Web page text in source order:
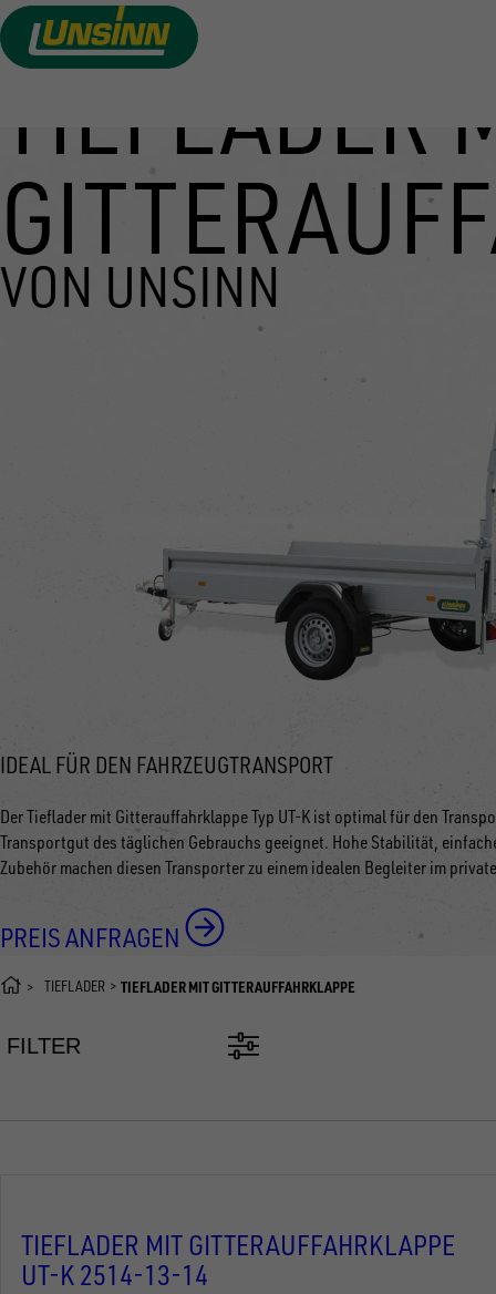
TIEFLADER
VON UNSINN
IDEAL FÜR DEN FAHRZEUGTRANSPORT
Der Tieflader mit Gitterauffahrklappe Typ UT-K ist optimal für den
Transportgut des täglichen Gebrauchs geeignet. Hohe Stabilität,
Zubehör machen diesen Transporter zu einem idealen Begleiter im
PREIS ANFRAGEN
TIEFLADER TIEFLADER MIT GITTERAUFFAHRKLAPPE
FILTER
TIEFLADER MIT GITTERAUFFAHRKLAPPE
UT-K 2514-13-14